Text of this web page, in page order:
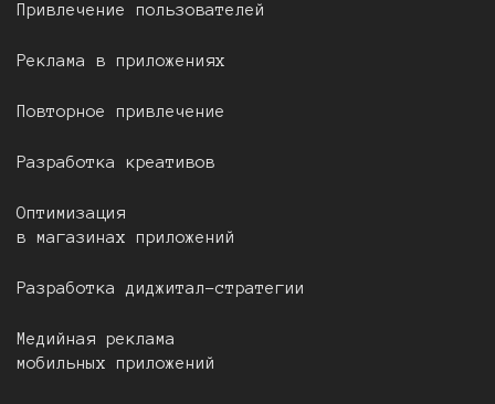
Привлечение пользователей
Реклама в приложениях
Повторное привлечение
Разработка креативов
Оптимизация
в магазинах приложений
Разработка диджитал-стратегии
Медийная реклама
мобильных приложений